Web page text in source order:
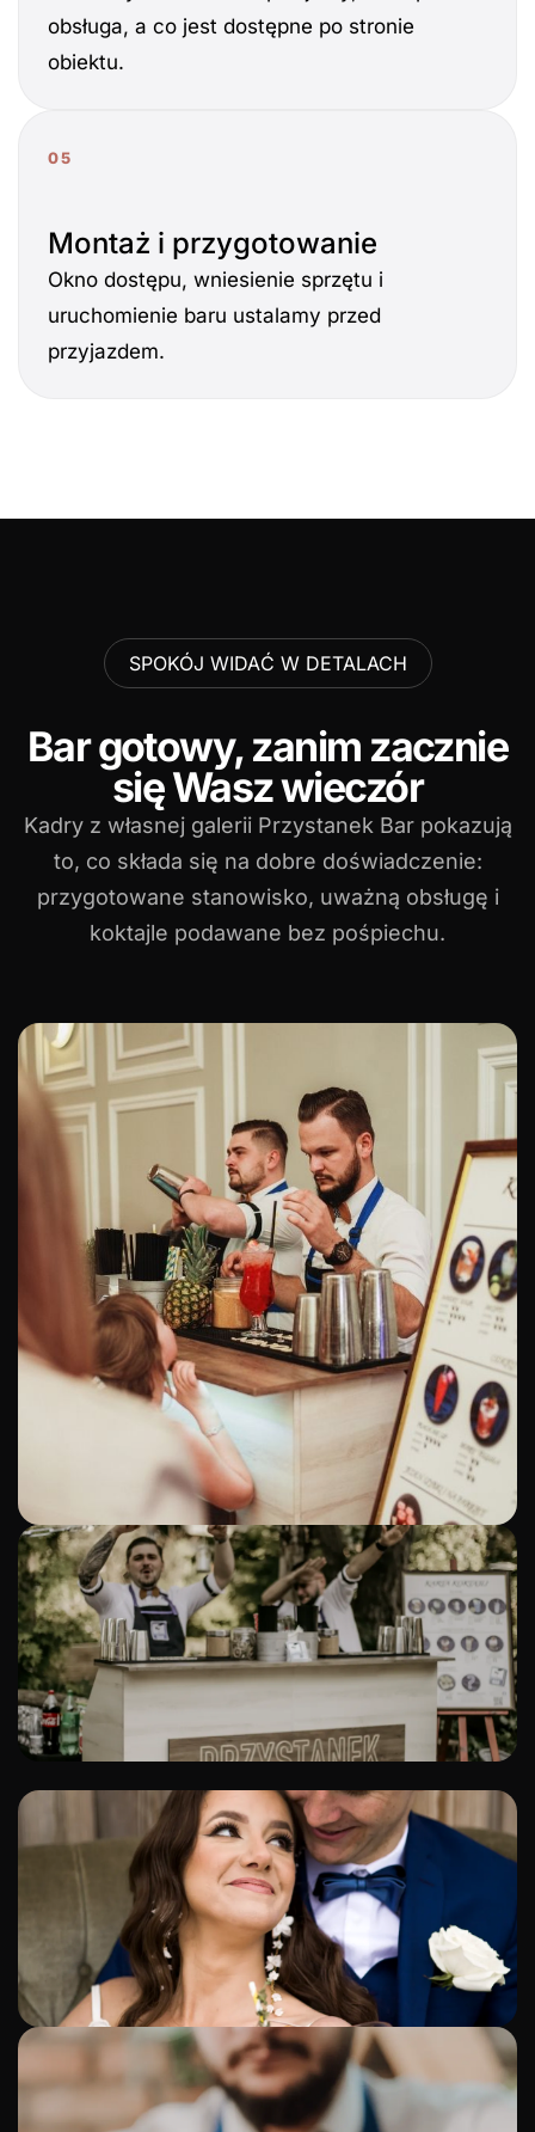
obsługa, a co jest dostępne po stronie
obiektu.
05
Montaż i przygotowanie
Okno dostępu, wniesienie sprzętu i
uruchomienie baru ustalamy przed
przyjazdem.
SPOKÓJ WIDAĆ W DETALACH
Bar gotowy, zanim zacznie
się Wasz wieczór
Kadry z własnej galerii Przystanek Bar pokazują
to, co składa się na dobre doświadczenie:
przygotowane stanowisko, uważną obsługę i
koktajle podawane bez pośpiechu.